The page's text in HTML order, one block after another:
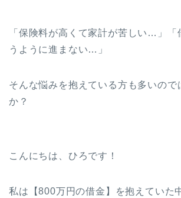
「保険料が高くて家計が苦しい…」「
うように進まない…」
そんな悩みを抱えている方も多いので
か？
こんにちは、ひろです！
私は【800万円の借金】を抱えていた